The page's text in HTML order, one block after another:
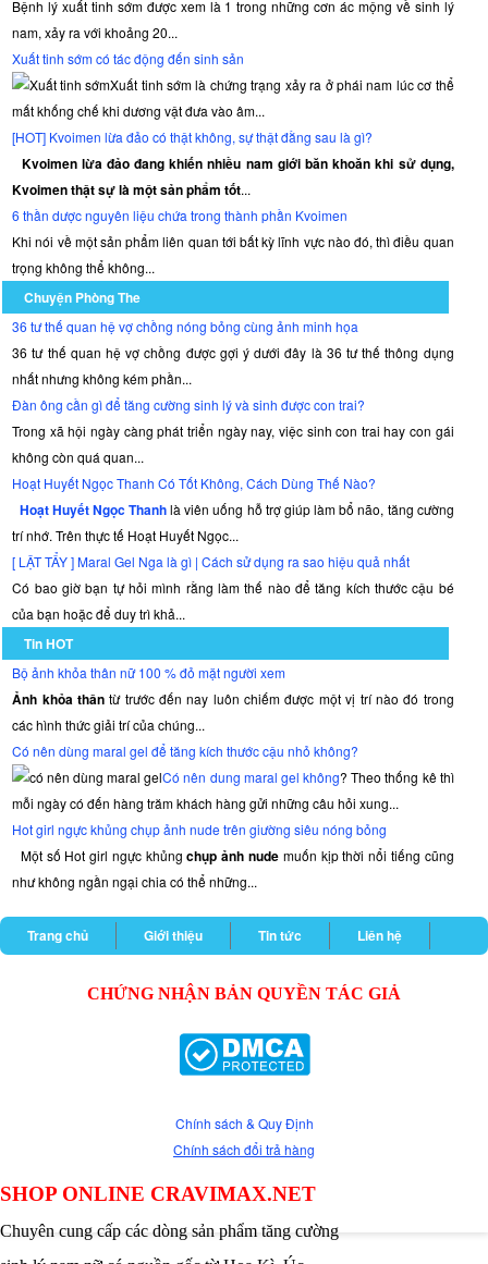
Bệnh lý xuất tinh sớm được xem là 1 trong những cơn ác mộng về sinh lý
nam, xảy ra với khoảng 20...
Xuất tinh sớm có tác động đến sinh sản
Xuất tinh sớm là chứng trạng xảy ra ở phái nam lúc cơ thể
mất khống chế khi dương vật đưa vào âm...
[HOT] Kvoimen lừa đảo có thật không, sự thật đằng sau là gì?
Kvoimen lừa đảo đang khiến nhiều nam giới băn khoăn khi sử dụng,
Kvoimen thật sự là một sản phẩm tốt...
6 thần dược nguyên liệu chứa trong thành phần Kvoimen
Khi nói về một sản phẩm liên quan tới bất kỳ lĩnh vực nào đó, thì điều quan
trọng không thể không...
Chuyện Phòng The
36 tư thế quan hệ vợ chồng nóng bỏng cùng ảnh minh họa
36 tư thế quan hệ vợ chồng được gợi ý dưới đây là 36 tư thế thông dụng
nhất nhưng không kém phần...
Đàn ông cần gì để tăng cường sinh lý và sinh được con trai?
Trong xã hội ngày càng phát triển ngày nay, việc sinh con trai hay con gái
không còn quá quan...
Hoạt Huyết Ngọc Thanh Có Tốt Không, Cách Dùng Thế Nào?
Hoạt Huyết Ngọc Thanhlà viên uống hỗ trợ giúp làm bổ não, tăng cường
trí nhớ. Trên thực tế Hoạt Huyết Ngọc...
[ LẬT TẨY ] Maral Gel Nga là gì | Cách sử dụng ra sao hiệu quả nhất
Có bao giờ bạn tự hỏi mình rằng làm thế nào để tăng kích thước cậu bé
của bạn hoặc để duy trì khả...
Tin HOT
Bộ ảnh khỏa thân nữ 100 % đỏ mặt người xem
Ảnh khỏa thântừ trước đến nay luôn chiếm được một vị trí nào đó trong
các hình thức giải trí của chúng...
Có nên dùng maral gel để tăng kích thước cậu nhỏ không?
Có nên dung maral gel không? Theo thống kê thì
mỗi ngày có đến hàng trăm khách hàng gửi những câu hỏi xung...
Hot girl ngực khủng chụp ảnh nude trên giường siêu nóng bỏng
Một số Hot girl ngực khủngchụp ảnh nude muốn kịp thời nổi tiếng cũng
như không ngần ngại chia có thể những...
Trang chủ Giới thiệu Tin tức Liên hệ
CHỨNG NHẬN BẢN QUYỀN TÁC GIẢ
Chính sách & Quy Định
Chính sách đổi trả hàng
SHOP ONLINE CRAVIMAX.NET
Chuyên cung cấp các dòng sản phẩm tăng cường